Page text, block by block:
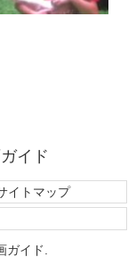
イド
イトマップ
ガイド.